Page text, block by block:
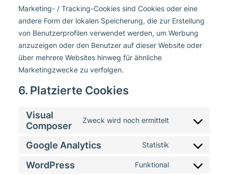
Marketing- / Tracking-Cookies sind Cookies oder eine
andere Form der lokalen Speicherung, die zur Erstellung
von Benutzerprofilen verwendet werden, um Werbung
anzuzeigen oder den Benutzer auf dieser Website oder
über mehrere Websites hinweg für ähnliche
Marketingzwecke zu verfolgen.
6. Platzierte Cookies
Visual
Composer
Zweck wird noch ermittelt
Consent
service
visual-
Google Analytics Statistik
Consent
WordPress Funktional
Consent